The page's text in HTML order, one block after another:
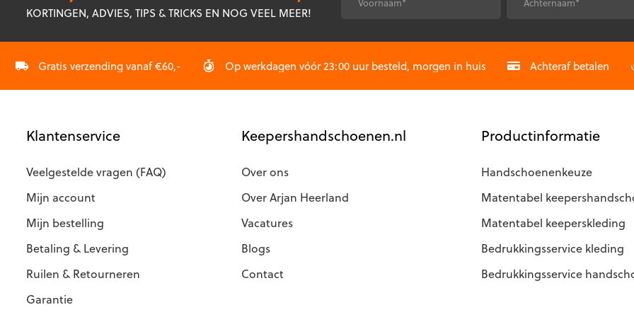
gekozen
de
kan
op
op
KORTINGEN, ADVIES, TIPS & TRICKS EN NOG VEEL MEER! Voornaam* Achternaam*
Gratis verzending vanaf €60,-
Op werkdagen vóór 23:00 uur besteld, morgen in huis Achteraf betalen
Klantenservice
Veelgestelde vragen (FAQ)
Mijn account
Mijn bestelling
Betaling & Levering
Ruilen & Retourneren
Garantie
Keepershandschoenen.nl
Over ons
Over Arjan Heerland
Vacatures
Blogs
Contact
Productinformatie
Handschoenenkeuze
Matentabel
Matentabel keeperskleding
Bedrukkingsservice kleding
Bedrukkingsservice